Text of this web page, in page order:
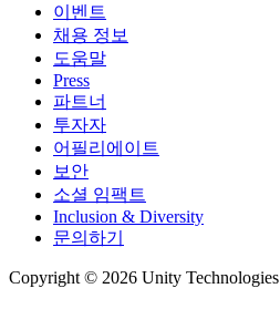
이벤트
채용 정보
도움말
Press
파트너
투자자
어필리에이트
보안
소셜 임팩트
Inclusion & Diversity
문의하기
Copyright © 2026 Unity Technologies